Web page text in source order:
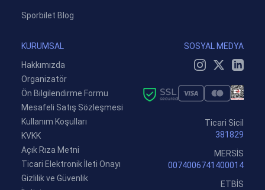
Sporbilet Blog
KURUMSAL
Hakkımızda
Organizatör
Ön Bilgilendirme Formu
Mesafeli Satış Sözleşmesi
Kullanım Koşulları
KVKK
Açık Rıza Metni
Ticari Elektronik İleti Onayı
Gizlilik ve Güvenlik
SOSYAL MEDYA
Ticari Sicil
381829
MERSİS
0074006741400014
ETBİS